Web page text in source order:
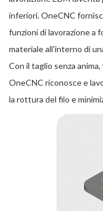
inferiori. OneCNC
funzioni di lavorazione a
materiale all'interno di
Con il taglio senza
OneCNC riconosce e
la rottura del filo e